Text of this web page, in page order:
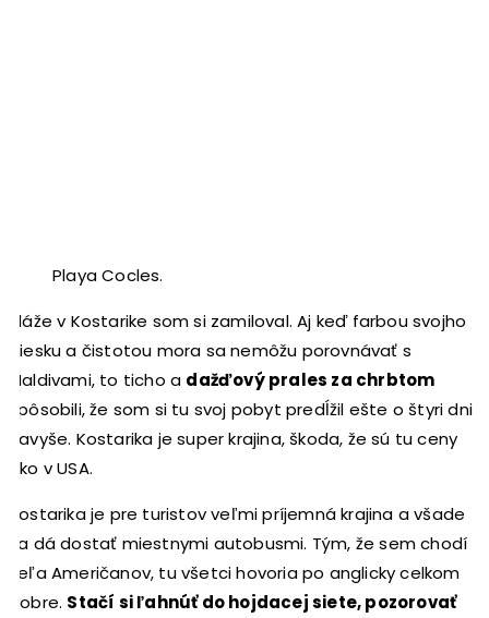
Playa Cocles.
Pláže v Kostarike som si zamiloval. Aj keď farbou svojho
piesku a čistotou mora sa nemôžu porovnávať s
Maldivami, to ticho a dažďový prales za chrbtom
spôsobili, že som si tu svoj pobyt predĺžil ešte o štyri dni
navyše. Kostarika je super krajina, škoda, že sú tu ceny
ako v USA.
Kostarika je pre turistov veľmi príjemná krajina a všade
sa dá dostať miestnymi autobusmi. Tým, že sem chodí
veľa Američanov, tu všetci hovoria po anglicky celkom
dobre. Stačí si ľahnúť do hojdacej siete, pozorovať